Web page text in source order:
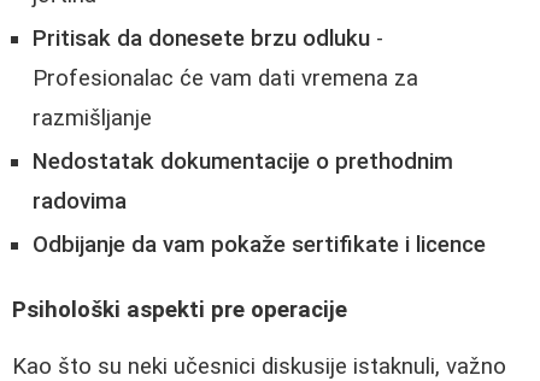
Pritisak da donesete brzu odluku -
Profesionalac će vam dati vremena za
razmišljanje
Nedostatak dokumentacije o prethodnim
radovima
Odbijanje da vam pokaže sertifikate i licence
Psihološki aspekti pre operacije
Kao što su neki učesnici diskusije istaknuli, važno